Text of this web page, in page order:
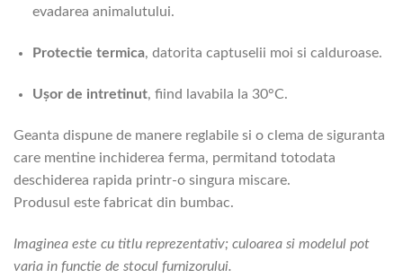
evadarea animalutului.
Protectie termica, datorita captuselii moi si calduroase.
Ușor de intretinut, fiind lavabila la 30°C.
Geanta dispune de manere reglabile si o clema de siguranta
care mentine inchiderea ferma, permitand totodata
deschiderea rapida printr-o singura miscare.
Produsul este fabricat din bumbac.
Imaginea este cu titlu reprezentativ; culoarea si modelul pot
varia in functie de stocul furnizorului.